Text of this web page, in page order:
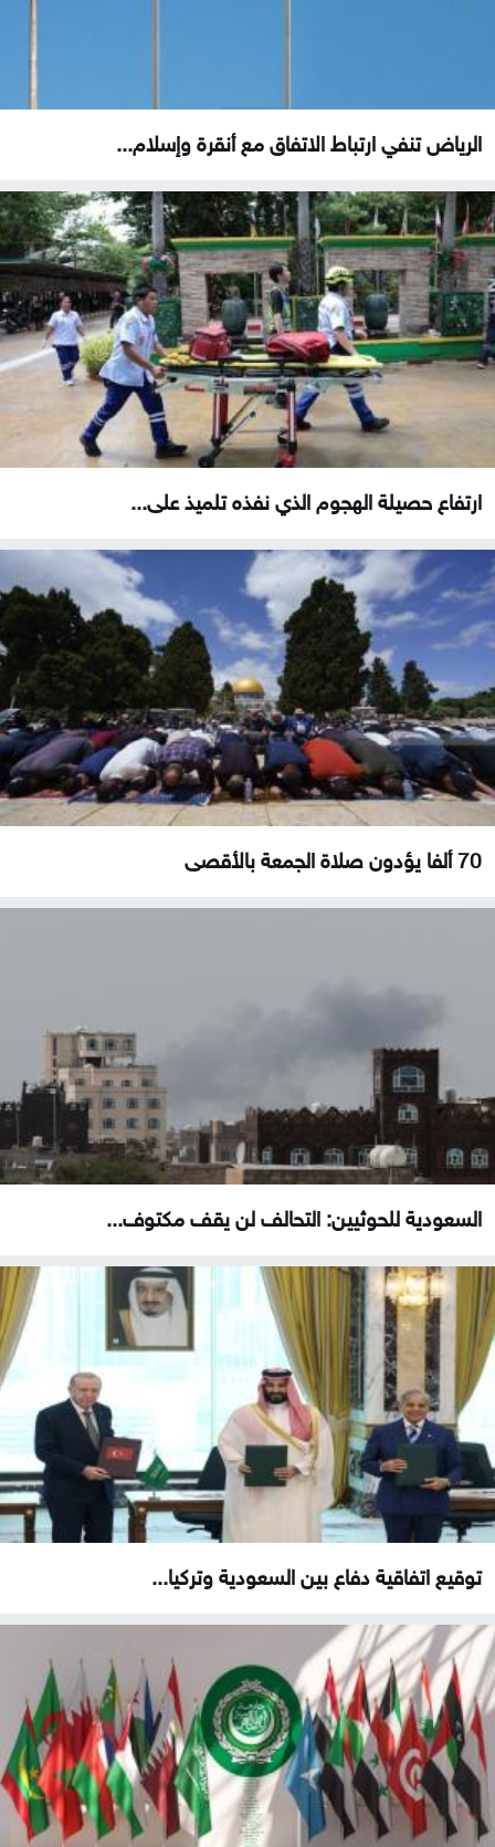
الرياض تنفي ارتباط الاتفاق مع أنقرة وإسلام...
ارتفاع حصيلة الهجوم الذي نفذه تلميذ على...
70 ألفا يؤدون صلاة الجمعة بالأقصى
السعودية للحوثيين: التحالف لن يقف مكتوف...
توقيع اتفاقية دفاع بين السعودية وتركيا...